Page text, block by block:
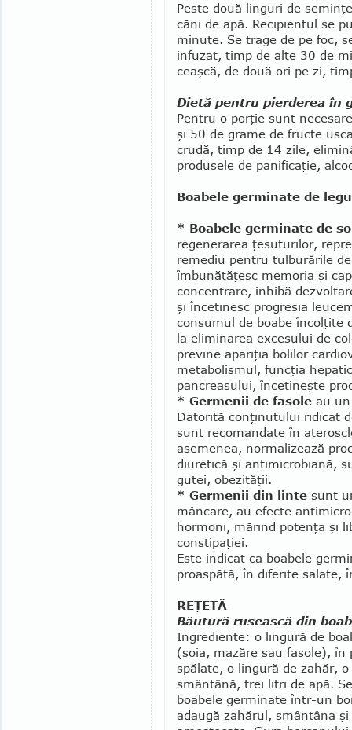
Peste două linguri de
căni de apă. Re­ci­pientul se
minute. Se trage de pe foc,
infuzat, timp de alte 30 de
ceaşcă, de două ori pe zi,
Dietă pentru pierderea în
Pentru o porţie sunt
şi 50 de grame de fructe
crudă, timp de 14 zile,
produsele de panificaţie,
Boabele germinate de
* Boabele germinate de
regenerarea ţesuturilor,
remediu pentru tulbu­rările
îmbunătăţesc memo­ria şi
concentrare, in­hibă
şi înce­tinesc progresia
consumul de boabe încolţite
la eliminarea exce­sului de
previne apariţia bolilor
metabolismul, funcţia
pancreasului, înce­tineşte
* Germenii de fasole au
Datorită conţinutului ridicat
sunt recomandate în
ase­me­nea, normalizează
diuretică şi antimicrobiană,
gutei, obezităţii.
* Germenii din linte sunt
mâncare, au efecte
hormoni, mărind potenţa şi
constipaţiei.
Este indicat ca boabele
proaspătă, în diferite salate,
REŢETĂ
Băutură rusească din
Ingrediente: o lingură de
(soia, mazăre sau fasole), în
spălate, o lingură de zahăr,
smântână, trei litri de apă.
boabele germinate într-un
adaugă zahărul, smân­tâna şi